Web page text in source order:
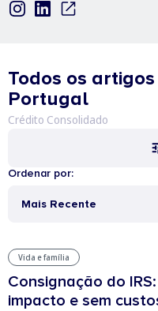
Todos os
Portugal
Ordenar por:
Mais Recente
Vida e família
Consignação do
impacto e sem